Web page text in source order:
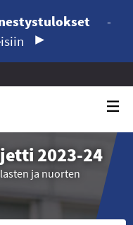
-
2023-24
ja nuorten